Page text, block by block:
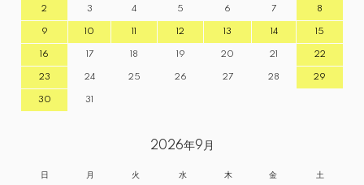
2 3 4 5 6 7 8
9 10 11 12 13 14 15
16 17 18 19 20 21 22
23 24 25 26 27 28 29
30 31
2026年9月
日 月 火 水 木 金 土